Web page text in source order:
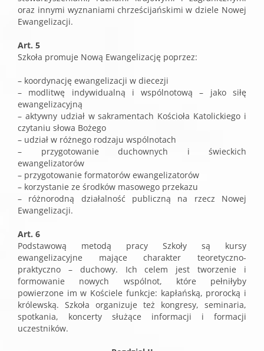
oraz innymi wyznaniami chrześcijańskimi w dziele Nowej
Ewangelizacji.
Art. 5
Szkoła promuje Nową Ewangelizację poprzez:
– koordynację ewangelizacji w diecezji
– modlitwę indywidualną i wspólnotową – jako siłę
ewangelizacyjną
– aktywny udział w sakramentach Kościoła Katolickiego i
czytaniu słowa Bożego
– udział w różnego rodzaju wspólnotach
– przygotowanie duchownych i świeckich
ewangelizatorów
– przygotowanie formatorów ewangelizatorów
– korzystanie ze środków masowego przekazu
– różnorodną działalność publiczną na rzecz Nowej
Ewangelizacji.
Art. 6
Podstawową metodą pracy Szkoły są kursy
ewangelizacyjne mające charakter teoretyczno-
praktyczno – duchowy. Ich celem jest tworzenie i
formowanie nowych wspólnot, które pełniłyby
powierzone im w Kościele funkcje: kapłańską, prorocką i
królewską. Szkoła organizuje też kongresy, seminaria,
spotkania, koncerty służące informacji i formacji
uczestników.